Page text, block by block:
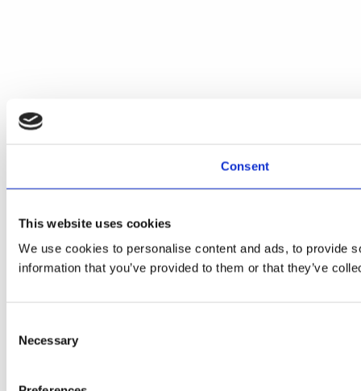
Consent
This website uses cookies
We use cookies to personalise content and ads, to provide
information that you’ve provided to them or that they’ve
Selection
Necessary